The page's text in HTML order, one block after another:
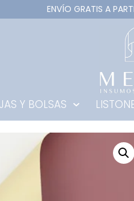
ENVÍO GRATIS A
Y BOLSAS